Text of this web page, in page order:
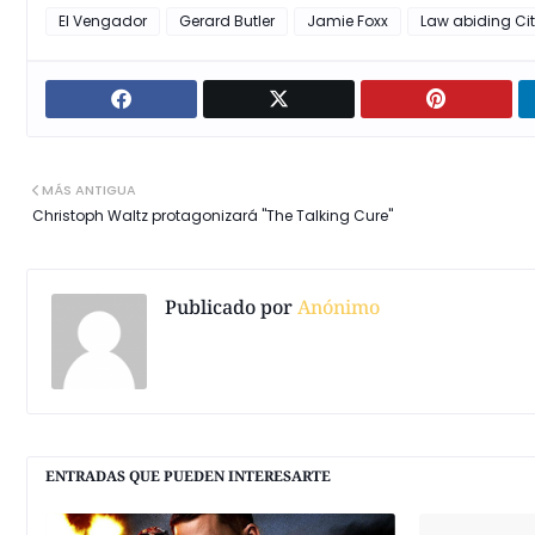
El Vengador Gerard Butler Jamie Foxx Law abiding
MÁS ANTIGUA
Christoph Waltz protagonizará "The Talking Cure"
Publicado porAnónimo
ENTRADAS QUE PUEDEN INTERESARTE